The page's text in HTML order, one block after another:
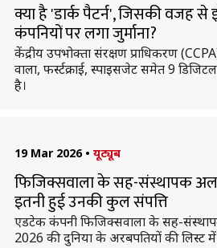
क्या है 'डार्क पैटर्न', जिसकी वजह से
कंपनियों पर लगा जुर्माना?
केंद्रीय उपभोक्ता संरक्षण प्राधिकरण
वाला, फर्स्टक्राई, स्पाइसजेट समेत 9
है।
19 Mar 2026 • यूट्यूब
फिजिक्सवाला के सह-संस्थापक
इतनी हुई उनकी कुल संपत्ति
एडटेक कंपनी फिजिक्सवाला के सह-
2026 की दुनिया के अरबपतियों की लिस्ट